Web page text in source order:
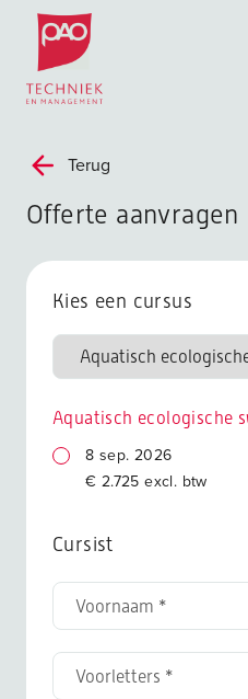
Postacademische
Terug
Offerte aanvragen
Kies een cursus
Aquatisch ecologische
8 sep. 2026
€ 2.725 excl. btw
Cursist